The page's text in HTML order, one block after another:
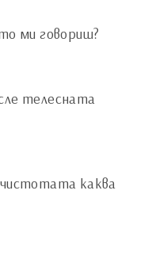
ми говориш?
телесната
каква